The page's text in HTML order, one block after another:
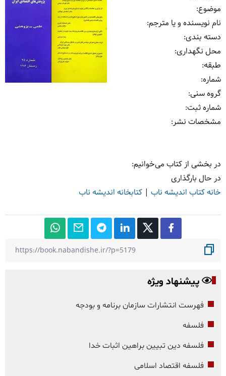
موضوع:
نام نویسنده و یا مترجم:
دسته بندی:
محل نگهداری:
طبقه:
شماره:
گروه سنی:
شماره ثبت:
مشخصات نشر: ‏‫
در بخشی از کتاب می‌خوانیم:
در حال بارگذاری
خانه کتاب اندیشه ناب | کتابخانه اندیشه ناب
پیشنهاد ویژه
فهرست انتشارات سازمان برنامه و بودجه
فلسفه
فلسفه دین تبیین براهین اثبات خدا
فلسفه اقتصاد اسلامی